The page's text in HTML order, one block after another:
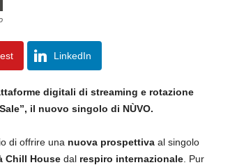
LinkedIn
digitali di streaming e rotazione
il nuovo singolo di NÙVO.
di offrire una nuova prospettivaal singolo
Chill Housedal respiro internazionale. Pur